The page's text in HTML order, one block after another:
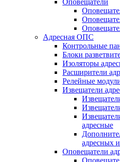
Адресная ОПС
Контрольные
Блоки
Изоляторы
Расширители
Релейные
Извещатели
адресные
адресных
Оповещатели